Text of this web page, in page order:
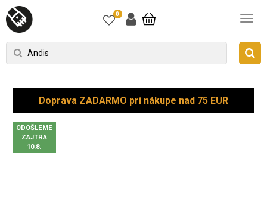
0
Doprava ZADARMO pri nákupe nad 75 EUR
ODOŠLEME
ZAJTRA
10.8.